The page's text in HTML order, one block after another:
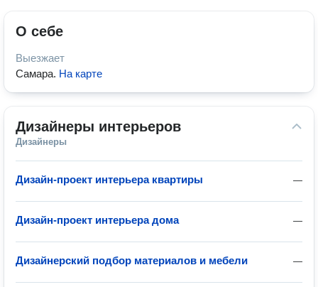
О себе
Выезжает
Самара. На карте
Дизайнеры интерьеров
Дизайнеры
—
Дизайн-проект интерьера квартиры
—
Дизайн-проект интерьера дома
—
Дизайнерский подбор материалов и мебели